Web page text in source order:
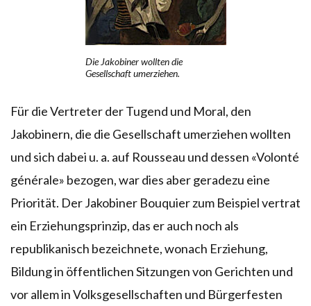
Die Jakobiner wollten die
Gesellschaft umerziehen.
Für die Vertreter der Tugend und Moral, den
Jakobinern, die die Gesellschaft umerziehen wollten
und sich dabei u. a. auf Rousseau und dessen «Volonté
générale» bezogen, war dies aber geradezu eine
Priorität. Der Jakobiner Bouquier zum Beispiel vertrat
ein Erziehungsprinzip, das er auch noch als
republikanisch bezeichnete, wonach Erziehung,
Bildung in öffentlichen Sitzungen von Gerichten und
vor allem in Volksgesellschaften und Bürgerfesten